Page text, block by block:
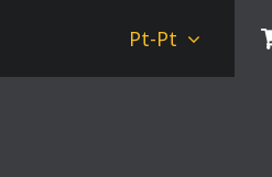
Pt-Pt